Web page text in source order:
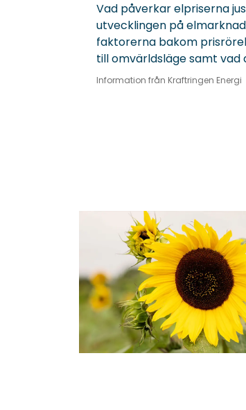
Vad påverkar elpriserna
utvecklingen på
faktorerna bakom
till omvärldsläge samt vad
Information från Kraftringen Energi